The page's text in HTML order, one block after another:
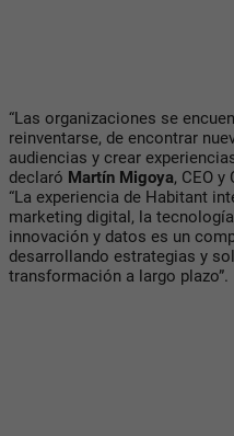
“Las organizaciones se
reinventarse, de encontrar
audiencias y crear
declaró Martín Migoya, CEO y
“La experiencia de Habitant
marketing digital, la
innovación y datos es un
desarrollando estrategias y
transformación a largo plazo”.